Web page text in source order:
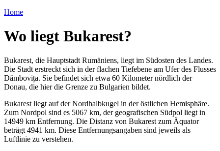
Home
Wo liegt Bukarest?
Bukarest, die Hauptstadt Rumäniens, liegt im Südosten des Landes.
Die Stadt erstreckt sich in der flachen Tiefebene am Ufer des Flusses
Dâmbovița. Sie befindet sich etwa 60 Kilometer nördlich der
Donau, die hier die Grenze zu Bulgarien bildet.
Bukarest liegt auf der Nordhalbkugel in der östlichen Hemisphäre.
Zum Nordpol sind es 5067 km, der geografischen Südpol liegt in
14949 km Entfernung. Die Distanz von Bukarest zum Äquator
beträgt 4941 km. Diese Entfernungsangaben sind jeweils als
Luftlinie zu verstehen.